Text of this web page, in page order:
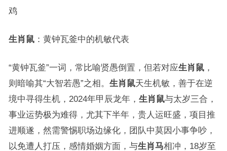
鸡
生肖鼠：黄钟瓦釜中的机敏代表
“黄钟瓦釜”一词，常比喻贤愚倒置，但若对应生肖鼠，
则暗喻其“大智若愚”之相。 生肖鼠天生机敏，善于在逆
境中寻得生机，2024年甲辰龙年， 生肖鼠与太岁三合，
事业运势极为难得，尤其下半年，贵人运旺盛，项目推
进顺遂，然需警惕职场边缘化，团队中莫因小事争吵，
以免遭人打压，感情婚姻方面，与生肖马相冲，18岁至